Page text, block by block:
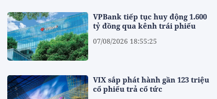
VPBank tiếp tục huy động 1.600
tỷ đồng qua kênh trái phiếu
07/08/2026 18:55:25
VIX sắp phát hành gần 123 triệu
cổ phiếu trả cổ tức